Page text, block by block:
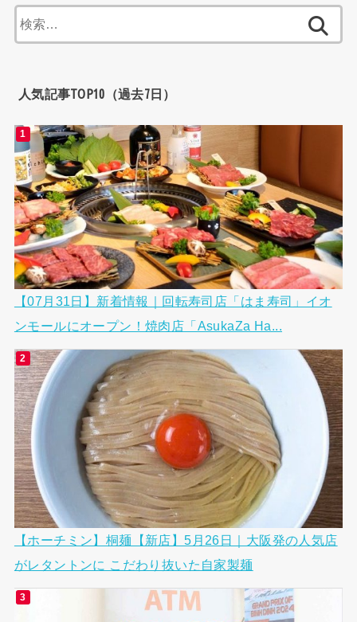
索:
人気記事TOP10（過去7日）
【07月31日】新着情報｜回転寿司店「はま寿司」イオ
ンモールにオープン！焼肉店「AsukaZa Ha...
【ホーチミン】桐麺【新店】5月26日｜大阪発の人気店
がレタントンに こだわり抜いた自家製麺